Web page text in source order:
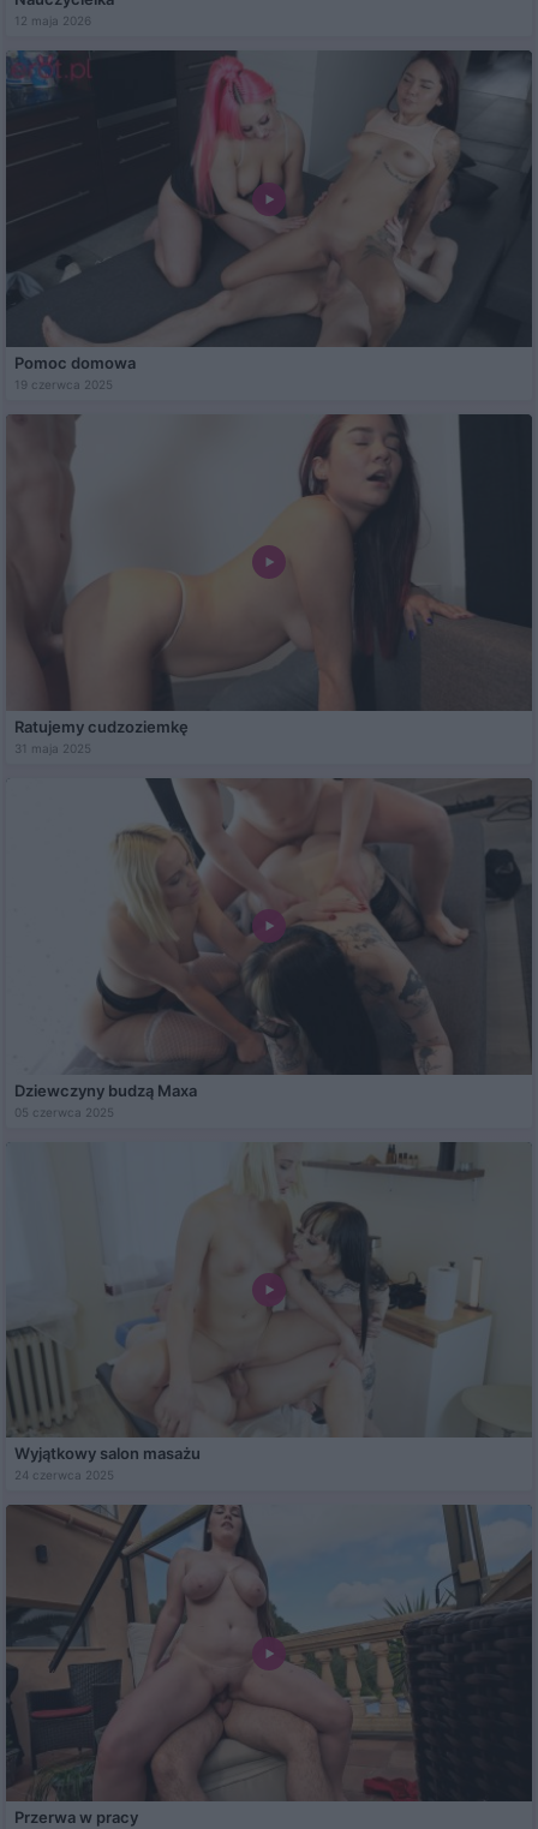
12 maja 2026
Pomoc domowa
19 czerwca 2025
Ratujemy cudzoziemkę
31 maja 2025
Dziewczyny budzą Maxa
05 czerwca 2025
Wyjątkowy salon masażu
24 czerwca 2025
Przerwa w pracy